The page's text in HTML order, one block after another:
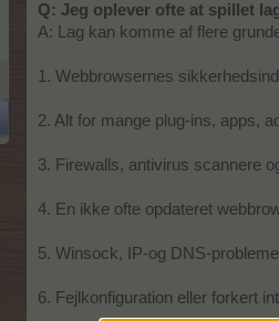
Q: Jeg oplever ofte at spillet
A: Lag kan komme af flere
1. Webbrowsernes
2. Alt for mange plug-ins, apps,
3. Firewalls, antivirus scannere
4. En ikke ofte opdateret
5. Winsock, IP-og DNS-
6. Fejlkonfiguration eller forkert